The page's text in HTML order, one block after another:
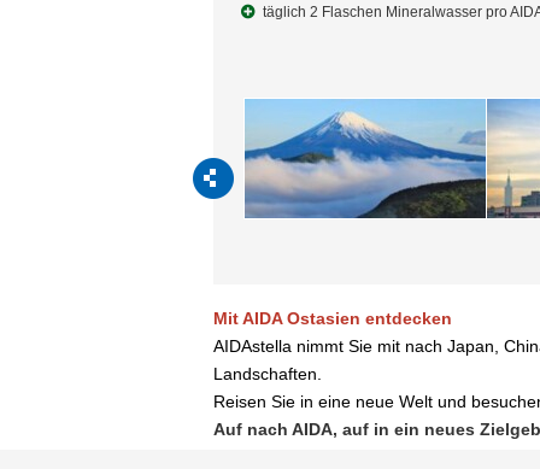
täglich 2 Flaschen Mineralwasser pro
Mit AIDA Ostasien entdecken
AIDAstella nimmt Sie mit nach Japan,
Landschaften.
Reisen Sie in eine neue Welt und
Auf nach AIDA, auf in ein neues